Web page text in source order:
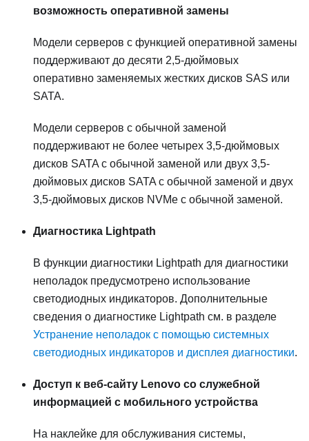
возможность оперативной замены
Модели серверов с функцией оперативной замены
поддерживают до десяти 2,5-дюймовых
оперативно заменяемых жестких дисков SAS или
SATA.
Модели серверов с обычной заменой
поддерживают не более четырех 3,5-дюймовых
дисков SATA с обычной заменой или двух 3,5-
дюймовых дисков SATA с обычной заменой и двух
3,5-дюймовых дисков NVMe с обычной заменой.
Диагностика Lightpath
В функции диагностики Lightpath для диагностики
неполадок предусмотрено использование
светодиодных индикаторов. Дополнительные
сведения о диагностике Lightpath см. в разделе
Устранение неполадок с помощью системных
светодиодных индикаторов и дисплея диагностики.
Доступ к веб-сайту Lenovo со служебной
информацией с мобильного устройства
На наклейке для обслуживания системы,